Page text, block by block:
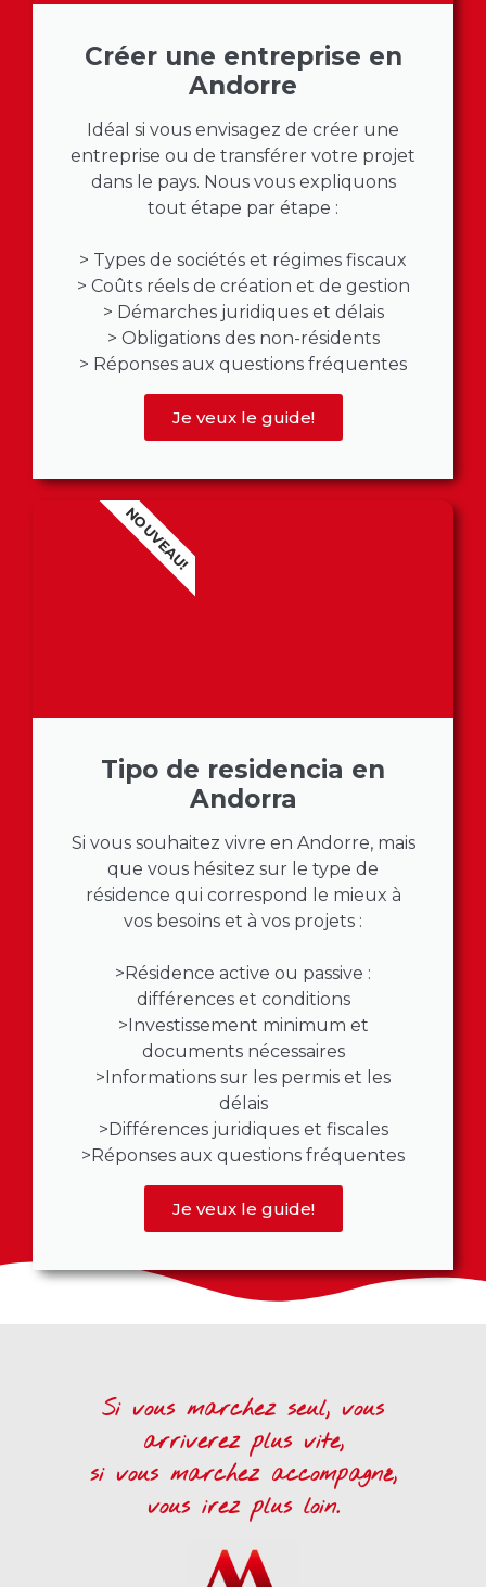
Créer une entreprise en
Andorre
Idéal si vous envisagez de créer une
entreprise ou de transférer votre projet
dans le pays. Nous vous expliquons
tout étape par étape :
> Types de sociétés et régimes fiscaux
> Coûts réels de création et de gestion
> Démarches juridiques et délais
> Obligations des non-résidents
> Réponses aux questions fréquentes
Je veux le guide!
Tipo de residencia en
Andorra
Si vous souhaitez vivre en Andorre, mais
que vous hésitez sur le type de
résidence qui correspond le mieux à
vos besoins et à vos projets :
>Résidence active ou passive :
différences et conditions
>Investissement minimum et
documents nécessaires
>Informations sur les permis et les
délais
>Différences juridiques et fiscales
>Réponses aux questions fréquentes
Je veux le guide!
NOUVEAU!
Si vous marchez seul, vous
arriverez plus vite,
si vous marchez accompagné,
vous irez plus loin.